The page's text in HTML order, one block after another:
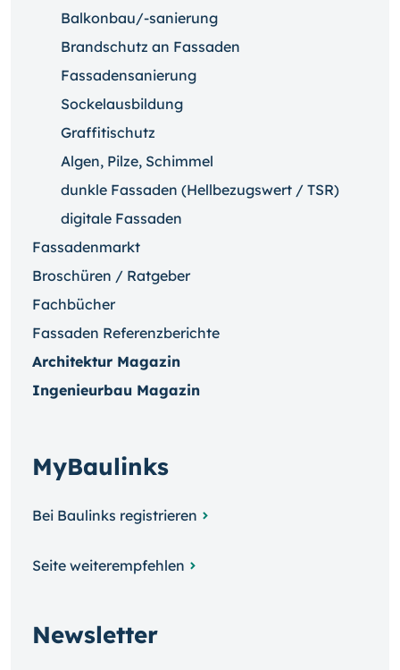
Balkonbau/-sanierung
Brandschutz an Fassaden
Fassadensanierung
Sockelausbildung
Graffitischutz
Algen, Pilze, Schimmel
dunkle Fassaden (Hellbezugswert / TSR)
digitale Fassaden
Fassadenmarkt
Broschüren / Ratgeber
Fachbücher
Fassaden Referenzberichte
Architektur Magazin
Ingenieurbau Magazin
MyBaulinks
Bei Baulinks registrieren
Seite weiterempfehlen
Newsletter